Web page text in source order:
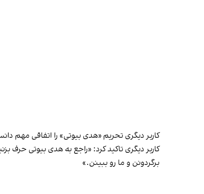
کاربر دیگری تحریم «هدی بیوتی» را اتفاقی
کاربر دیگری تاکید کرد: «راجع به هدی بیوتی
برگردونن و ما رو ببینن.»